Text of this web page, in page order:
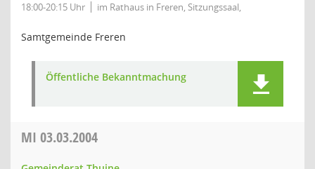
18:00-20:15 Uhr im Rathaus in Freren, Sitzungssaal,
Samtgemeinde Freren
Öffentliche Bekanntmachung
MI 03.03.2004